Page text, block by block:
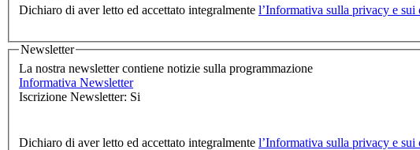
Dichiaro di aver letto ed accettato integralmente l’Informativa sulla privacy e sui
Newsletter
La nostra newsletter contiene notizie sulla programmazione
Informativa Newsletter
Iscrizione Newsletter: Si
Dichiaro di aver letto ed accettato integralmente l’Informativa sulla privacy e sui